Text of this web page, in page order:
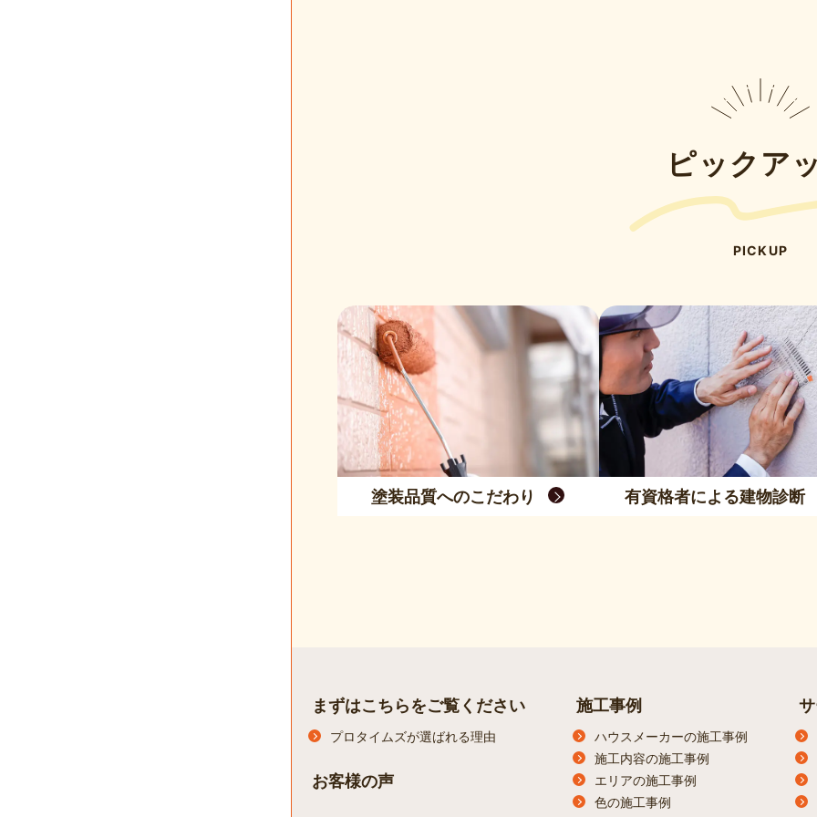
ピックア
PICKUP
塗装品質へのこだわり 有資格者による建物診断
まずはこちらをご覧ください
プロタイムズが選ばれる理由
お客様の声
施工事例
ハウスメーカーの施工事例
施工内容の施工事例
エリアの施工事例
色の施工事例